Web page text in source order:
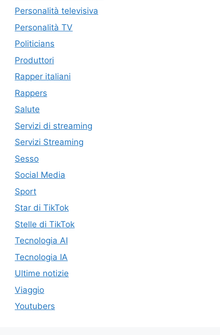
Personalità televisiva
Personalità TV
Politicians
Produttori
Rapper italiani
Rappers
Salute
Servizi di streaming
Servizi Streaming
Sesso
Social Media
Sport
Star di TikTok
Stelle di TikTok
Tecnologia AI
Tecnologia IA
Ultime notizie
Viaggio
Youtubers